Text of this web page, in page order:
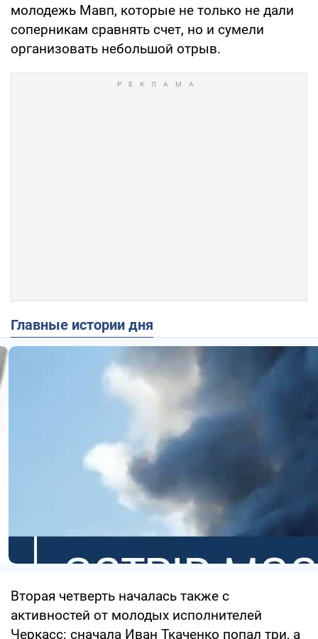
молодежь Мавп, которые не только не дали
соперникам сравнять счет, но и сумели
организовать небольшой отрыв.
Главные истории дня
Вторая четверть началась также с
активностей от молодых исполнителей
Черкасс: сначала Иван Ткаченко попал три, а